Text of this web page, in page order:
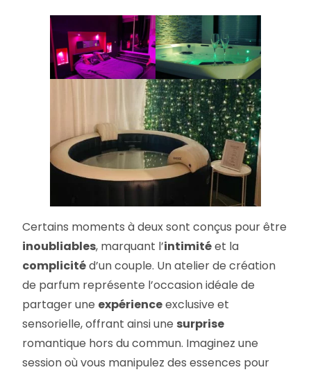
Certains moments à deux sont conçus pour être
inoubliables, marquant l’intimitéet la
complicitéd’un couple. Un atelier de création
de parfum représente l’occasion idéale de
partager une expérienceexclusive et
sensorielle, offrant ainsi une surprise
romantique hors du commun. Imaginez une
session où vous manipulez des essences pour